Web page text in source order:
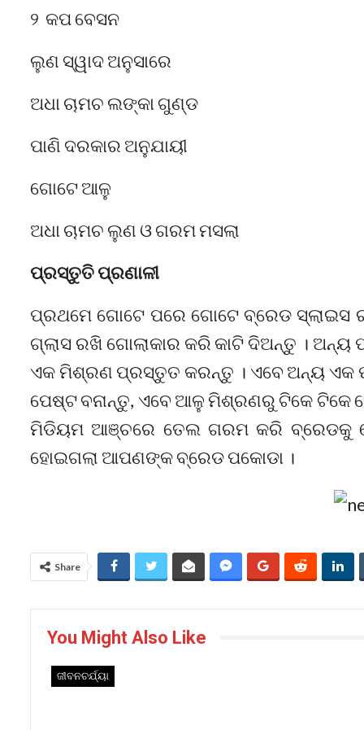
୨ କପ ବେସନ
ଲୁଣ ସ୍ୱାଦ ଅନୁସାରେ
ଅଧା ଚାମଚ ଲଙ୍କା ଗୁଣ୍ଡ
ପାଣି ଦରକାର ଅନୁଯାୟୀ
ଗୋଟେ ଆଳୁ
ଅଧା ଚାମଚ ଲୁଣ ଓ ଗରମ ମସଲା
ପ୍ରସ୍ତୁତି ପ୍ରଣାଳୀ
ପ୍ରଥମେ ଗୋଟେ ପରେ ଗୋଟେ ବ୍ରେଡ ସ୍ଲାଇସ
ଗ୍ଲାସ ରଖି ଗୋଲାକାର କରି କାଟି ଦିଅନ୍ତୁ ।
ଏକ ମିଶ୍ରଣ ପ୍ରସ୍ତୁତ କରନ୍ତୁ । ଏବେ ଅନ୍ୟ ଏକ
ପେଷ୍ଟ ବନାନ୍ତୁ, ଏବେ ଆଳୁ ମିଶ୍ରଣରୁ ଟିକେ ଟିକେ
ମିଡିୟମ ଆଞ୍ଚରେ ତେଲ ଗରମ କରି ବ୍ରେଡକୁ
ହୋଇଗଲା ଆପଣଙ୍କ ବ୍ରେଡ ପକୋଡା ।
Share
You Might Also Like
ଜୀବନଚର୍ଯ୍ୟା